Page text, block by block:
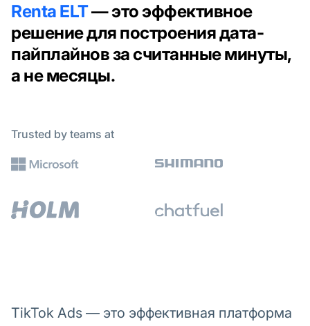
Renta ELT— это эффективное
решение для построения дата-
пайплайнов за считанные минуты,
а не месяцы.
Trusted by teams at
TikTok Ads — это эффективная платформа